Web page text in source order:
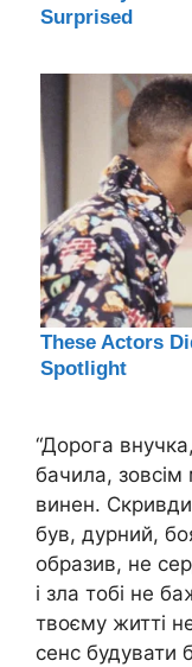
“Дорога
бачила,
винен.
був, дурний,
образив, не
і зла тобі не
твоєму житті
сенс будувати